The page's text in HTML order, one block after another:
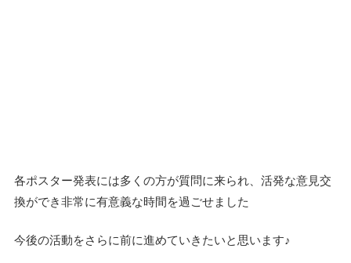
各ポスター発表には多くの方が質問に来られ、活発な意見交
換ができ非常に有意義な時間を過ごせました
今後の活動をさらに前に進めていきたいと思います♪